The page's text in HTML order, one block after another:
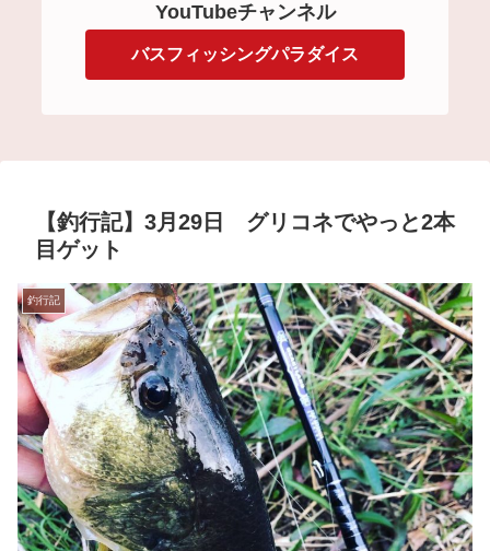
YouTubeチャンネル
バスフィッシングパラダイス
【釣行記】3月29日 グリコネでやっと2本
目ゲット
釣行記